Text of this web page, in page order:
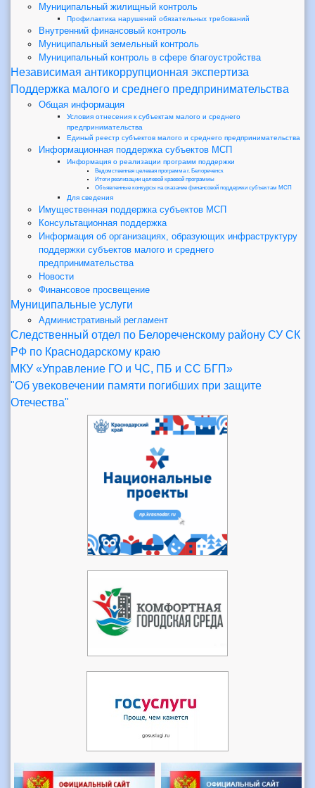
Муниципальный жилищный контроль
Профилактика нарушений обязательных требований
Внутренний финансовый контроль
Муниципальный земельный контроль
Муниципальный контроль в сфере благоустройства
Независимая антикоррупционная экспертиза
Поддержка малого и среднего предпринимательства
Общая информация
Условия отнесения к субъектам малого и среднего
предпринимательства
Единый реестр субъектов малого и среднего предпринимательства
Информационная поддержка субъектов МСП
Информация о реализации программ поддержки
Ведомственная целевая программа г. Белореченск
Итоги реализации целевой краевой программы
Объявленные конкурсы на оказание финансовой поддержки субъектам МСП
Для сведения
Имущественная поддержка субъектов МСП
Консультационная поддержка
Информация об организациях, образующих инфраструктуру
поддержки субъектов малого и среднего
предпринимательства
Новости
Финансовое просвещение
Муниципальные услуги
Административный регламент
Следственный отдел по Белореченскому району СУ СК
РФ по Краснодарскому краю
МКУ «Управление ГО и ЧС, ПБ и СС БГП»
"Об увековечении памяти погибших при защите
Отечества"